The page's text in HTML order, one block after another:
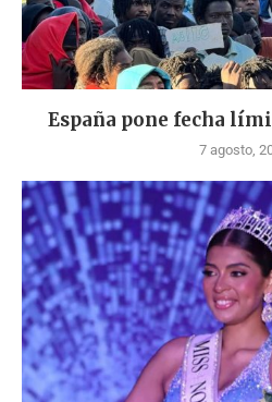
España pone fecha
7 agosto,